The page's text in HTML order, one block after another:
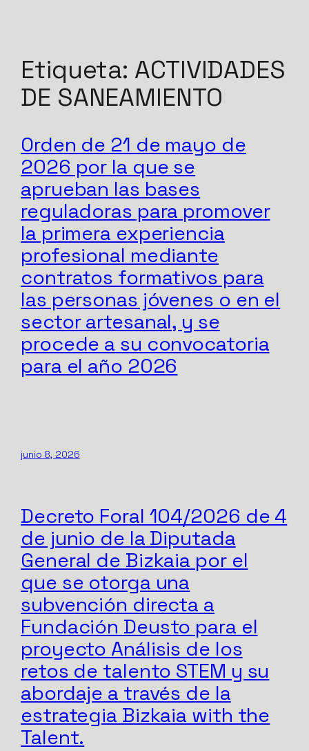
contenido
Etiqueta: ACTIVIDADES
DE SANEAMIENTO
Orden de 21 de mayo de
2026 por la que se
aprueban las bases
reguladoras para promover
la primera experiencia
profesional mediante
contratos formativos para
las personas jóvenes o en el
sector artesanal, y se
procede a su convocatoria
para el año 2026
junio 8, 2026
Decreto Foral 104/2026 de 4
de junio de la Diputada
General de Bizkaia por el
que se otorga una
subvención directa a
Fundación Deusto para el
proyecto Análisis de los
retos de talento STEM y su
abordaje a través de la
estrategia Bizkaia with the
Talent.